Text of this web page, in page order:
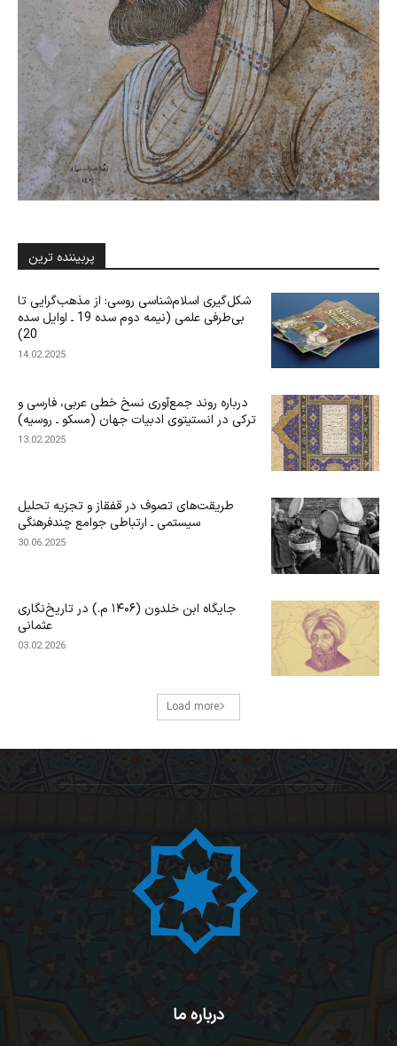
پربیننده ترین
شکل‌گیری اسلام‌شناسی روسی: از مذهب‌گرایی تا
بی‌‌‌طرفی علمی (نیمه دوم سده 19 ـ اوایل سده
20)
14.02.2025
درباره‌ روند جمع‌آوری نسخ خطی عربی، فارسی و
ترکی در انستیتوی ادبیات جهان (مسکو ـ روسیه)
13.02.2025
طریقت‌های تصوف در قفقاز و تجزیه تحلیل
سیستمی ـ ارتباطی جوامع چندفرهنگی
30.06.2025
جایگاه ابن‌ خلدون (۱۴۰۶ م.) در تاریخ‌نگاری
عثمانی
03.02.2026
Load more
درباره ما